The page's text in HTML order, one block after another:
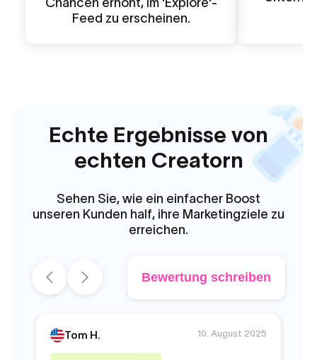
Chancen erhöht, im 'Explore'-
Feed zu erscheinen.
Echte Ergebnisse von
echten Creatorn
Sehen Sie, wie ein einfacher Boost
unseren Kunden half, ihre Marketingziele zu
erreichen.
Bewertung schreiben
Tom H. 10. August 2025